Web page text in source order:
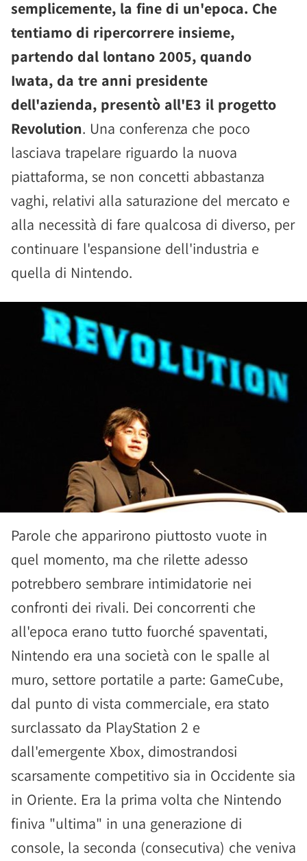
semplicemente, la fine di un'epoca. Che
tentiamo di ripercorrere insieme,
partendo dal lontano 2005, quando
Iwata, da tre anni presidente
dell'azienda, presentò all'E3 il progetto
Revolution. Una conferenza che poco
lasciava trapelare riguardo la nuova
piattaforma, se non concetti abbastanza
vaghi, relativi alla saturazione del mercato e
alla necessità di fare qualcosa di diverso, per
continuare l'espansione dell'industria e
quella di Nintendo.
Parole che apparirono piuttosto vuote in
quel momento, ma che rilette adesso
potrebbero sembrare intimidatorie nei
confronti dei rivali. Dei concorrenti che
all'epoca erano tutto fuorché spaventati,
Nintendo era una società con le spalle al
muro, settore portatile a parte: GameCube,
dal punto di vista commerciale, era stato
surclassato da PlayStation 2 e
dall'emergente Xbox, dimostrandosi
scarsamente competitivo sia in Occidente sia
in Oriente. Era la prima volta che Nintendo
finiva "ultima" in una generazione di
console, la seconda (consecutiva) che veniva